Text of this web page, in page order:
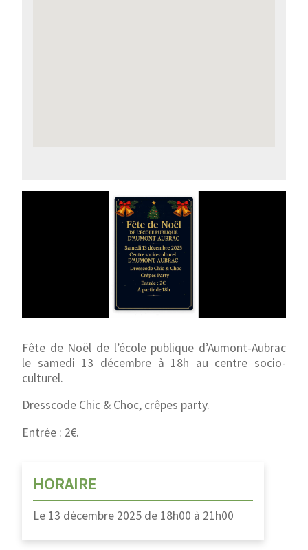
Fête de Noël de l’école publique d’Aumont-Aubrac
le samedi 13 décembre à 18h au centre socio-
culturel.
Dresscode Chic & Choc, crêpes party.
Entrée : 2€.
HORAIRE
Le 13 décembre 2025 de 18h00 à 21h00